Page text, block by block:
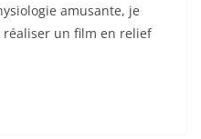
amusante, je
réaliser un film en relief